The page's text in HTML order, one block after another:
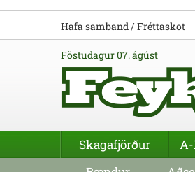
föstudagur 07. ágúst
Hafa samband / Fréttaskot
Skagafjörður